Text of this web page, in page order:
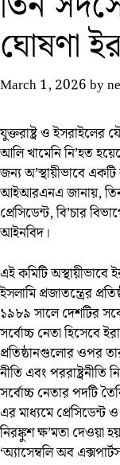
ঘোষণা
March 1, 2026by
যুক্তরাষ্ট্র ও ইসরাইলের
আলি খামেনি নি’হত
জন্য অ’স্থায়ীভাবে একটি
আইআরএনএ জানায়,
প্রেসিডেন্ট, বি’চার
আইনবিদ।
এই কমিটি অস্থায়ীভাবে
ইসলামি প্রজাতন্ত্রের
১৯৮৯ সালে দেশটির
সর্বোচ্চ নেতা হিসেবে
প্রতিষ্ঠানগুলোর ওপর
নীতি এবং
সর্বোচ্চ নেতার পদটি
এর মাধ্যমে প্রেসিডেন্ট
নিরঙ্কুশ ক্ষ’মতা
‘অ্যাসেম্বলি অব